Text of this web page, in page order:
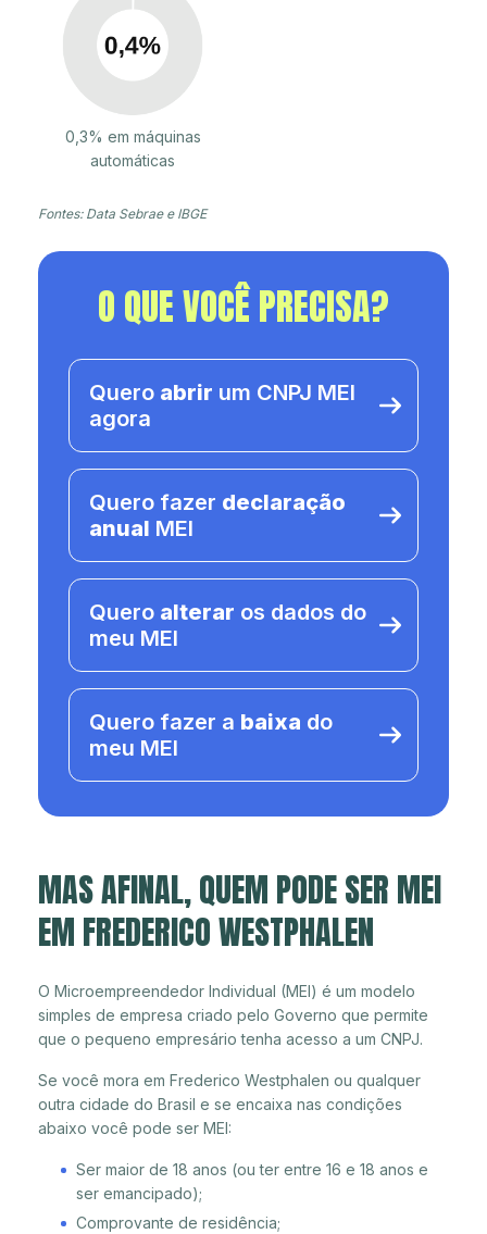
0,3% em máquinas
automáticas
Fontes: Data Sebrae e IBGE
O QUE VOCÊ PRECISA?
Quero abrir um CNPJ MEI
agora
Quero fazer declaração
anual MEI
Quero alterar os dados do
meu MEI
Quero fazer a baixa do
meu MEI
MAS AFINAL, QUEM PODE SER MEI
EM FREDERICO WESTPHALEN
O Microempreendedor Individual (MEI) é um modelo
simples de empresa criado pelo Governo que permite
que o pequeno empresário tenha acesso a um CNPJ.
Se você mora em Frederico Westphalen ou qualquer
outra cidade do Brasil e se encaixa nas condições
abaixo você pode ser MEI:
Ser maior de 18 anos (ou ter entre 16 e 18 anos e
ser emancipado);
Comprovante de residência;